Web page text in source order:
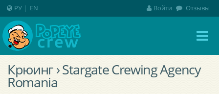
Крюинг › Stargate Crewing Agency
Romania
РУ | EN Войти Отзывы